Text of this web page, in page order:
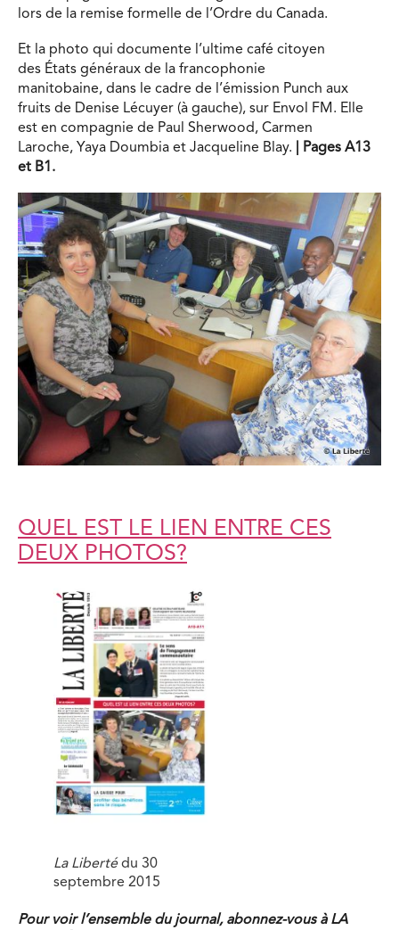
lors de la remise formelle de l’Ordre du Canada.
Et la photo qui documente l’ultime café citoyen
des États généraux de la francophonie
manitobaine, dans le cadre de l’émission Punch aux
fruits de Denise Lécuyer (à gauche), sur Envol FM. Elle
est en compagnie de Paul Sherwood, Carmen
Laroche, Yaya Doumbia et Jacqueline Blay.
| Pages A13
et B1.
QUEL EST LE LIEN ENTRE CES
DEUX PHOTOS?
La Libertédu 30
septembre 2015
Pour voir l’ensemble du journal, abonnez-vous à LA